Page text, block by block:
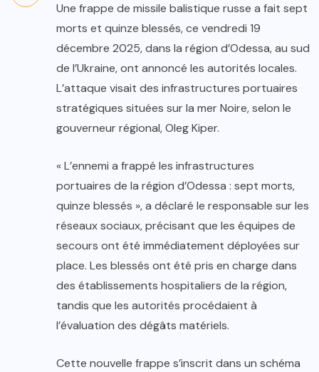
Une frappe de missile balistique russe a fait sept
morts et quinze blessés, ce vendredi 19
décembre 2025, dans la région d’Odessa, au sud
de l’Ukraine, ont annoncé les autorités locales.
L’attaque visait des infrastructures portuaires
stratégiques situées sur la mer Noire, selon le
gouverneur régional, Oleg Kiper.
« L’ennemi a frappé les infrastructures
portuaires de la région d’Odessa : sept morts,
quinze blessés », a déclaré le responsable sur les
réseaux sociaux, précisant que les équipes de
secours ont été immédiatement déployées sur
place. Les blessés ont été pris en charge dans
des établissements hospitaliers de la région,
tandis que les autorités procédaient à
l’évaluation des dégâts matériels.
Cette nouvelle frappe s’inscrit dans un schéma